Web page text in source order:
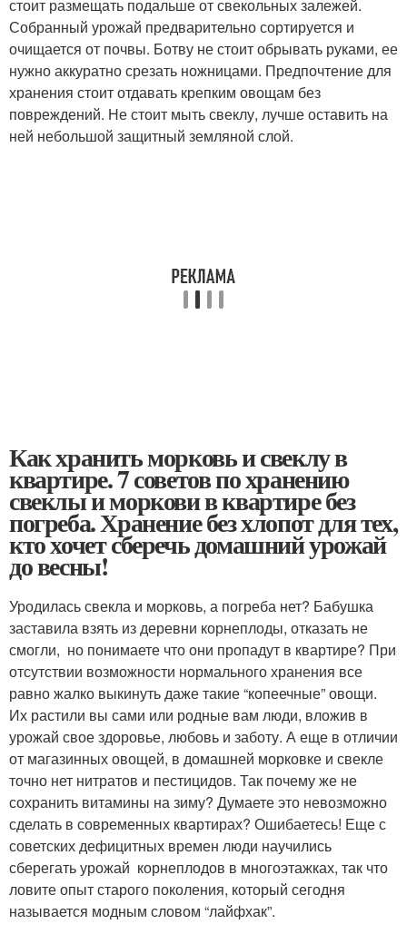
стоит размещать подальше от свекольных залежей.
Собранный урожай предварительно сортируется и
очищается от почвы. Ботву не стоит обрывать руками, ее
нужно аккуратно срезать ножницами. Предпочтение для
хранения стоит отдавать крепким овощам без
повреждений. Не стоит мыть свеклу, лучше оставить на
ней небольшой защитный земляной слой.
Как хранить морковь и свеклу в
квартире. 7 советов по хранению
свеклы и моркови в квартире без
погреба. Хранение без хлопот для тех,
кто хочет сберечь домашний урожай
до весны!
Уродилась свекла и морковь, а погреба нет? Бабушка
заставила взять из деревни корнеплоды, отказать не
смогли, но понимаете что они пропадут в квартире? При
отсутствии возможности нормального хранения все
равно жалко выкинуть даже такие “копеечные” овощи.
Их растили вы сами или родные вам люди, вложив в
урожай свое здоровье, любовь и заботу. А еще в отличии
от магазинных овощей, в домашней морковке и свекле
точно нет нитратов и пестицидов. Так почему же не
сохранить витамины на зиму? Думаете это невозможно
сделать в современных квартирах? Ошибаетесь! Еще с
советских дефицитных времен люди научились
сберегать урожай корнеплодов в многоэтажках, так что
ловите опыт старого поколения, который сегодня
называется модным словом “лайфхак”.